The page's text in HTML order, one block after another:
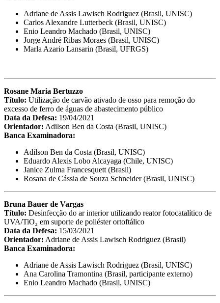
Adriane de Assis Lawisch Rodriguez (Brasil, UNISC)
Carlos Alexandre Lutterbeck (Brasil, UNISC)
Enio Leandro Machado (Brasil, UNISC)
Jorge André Ribas Moraes (Brasil, UNISC)
Marla Azario Lansarin (Brasil, UFRGS)
Rosane Maria Bertuzzo
Título: Utilização de carvão ativado de osso para remoção do
excesso de ferro de águas de abastecimento público
Data da Defesa: 19/04/2021
Orientador: Adilson Ben da Costa (Brasil, UNISC)
Banca Examinadora:
Adilson Ben da Costa (Brasil, UNISC)
Eduardo Alexis Lobo Alcayaga (Chile, UNISC)
Janice Zulma Francesquett (Brasil)
Rosana de Cássia de Souza Schneider (Brasil, UNISC)
Bruna Bauer de Vargas
Título: Desinfecção do ar interior utilizando reator fotocatalítico de
UVA/TiO₂ em suporte de poliéster ortoftálico
Data da Defesa: 15/03/2021
Orientador: Adriane de Assis Lawisch Rodriguez (Brasil)
Banca Examinadora:
Adriane de Assis Lawisch Rodriguez (Brasil, UNISC)
Ana Carolina Tramontina (Brasil, participante externo)
Enio Leandro Machado (Brasil, UNISC)